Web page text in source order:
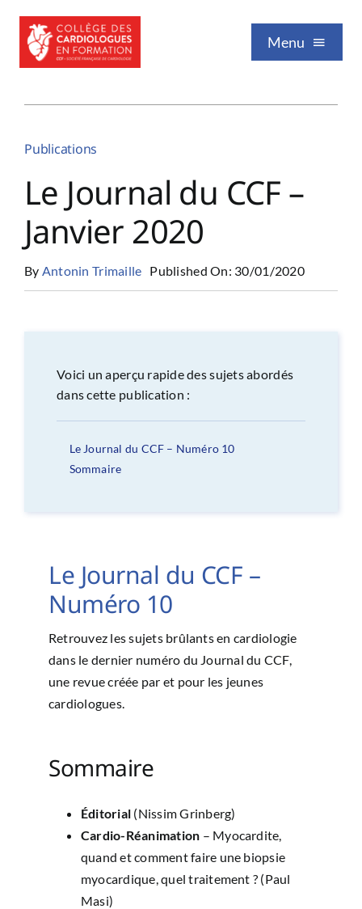
contenu
Menu
Qui sommes-nous
Vie professionnelle
Publications
Le Journal du CCF –
Janvier 2020
By Antonin Trimaille Published On: 30/01/2020
Voici un aperçu rapide des sujets abordés
dans cette publication :
Le Journal du CCF – Numéro 10
Sommaire
Le Journal du CCF –
Numéro 10
Retrouvez les sujets brûlants en cardiologie
dans le dernier numéro du Journal du CCF,
une revue créée par et pour les jeunes
cardiologues.
Sommaire
Éditorial (Nissim Grinberg)
Cardio-Réanimation – Myocardite,
quand et comment faire une biopsie
myocardique, quel traitement ? (Paul
Masi)